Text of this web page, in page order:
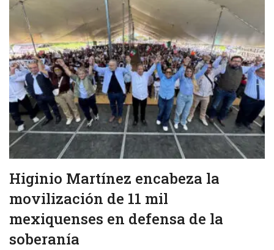
Higinio Martínez encabeza la
movilización de 11 mil
mexiquenses en defensa de la
soberanía